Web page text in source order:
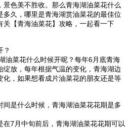
景色美不胜收。那么青海湖油菜花什么
多久，哪里是青海湖赏油菜花的最佳位
关【青海油菜花】攻略，一起看一下
？
油菜花什么时候开呢？每年6月底青海
放，每年根据气温的变化， 青海湖边
化，如果想看成片油菜花的朋友还是等
是什么时候， 青海湖油菜花花期是多
7月中旬前后， 青海湖油菜花花期可以